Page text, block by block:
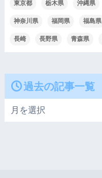
東京都 栃木県 沖縄県
神奈川県 福岡県 福島県
長崎 長野県 青森県
過去の記事一覧